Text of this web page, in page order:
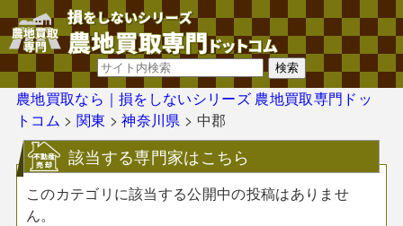
農地買取なら｜損をしないシリーズ 農地買取専門ドッ
トコム > 関東 >神奈川県 > 中郡
該当する専門家はこちら
このカテゴリに該当する公開中の投稿はありませ
ん。